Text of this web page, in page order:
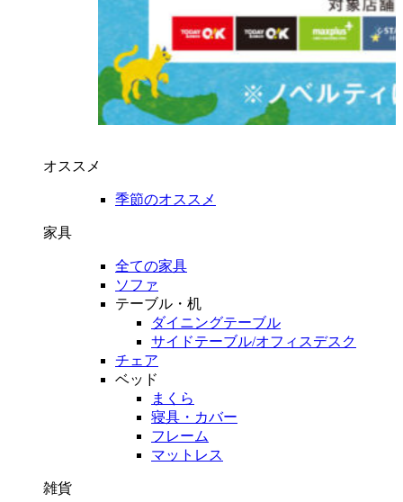
オススメ
季節のオススメ
家具
全ての家具
ソファ
テーブル・机
ダイニングテーブル
サイドテーブル/オフィスデスク
チェア
ベッド
まくら
寝具・カバー
フレーム
マットレス
雑貨